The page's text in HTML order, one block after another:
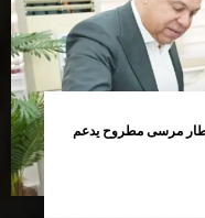
مرسى مطروح يدعم